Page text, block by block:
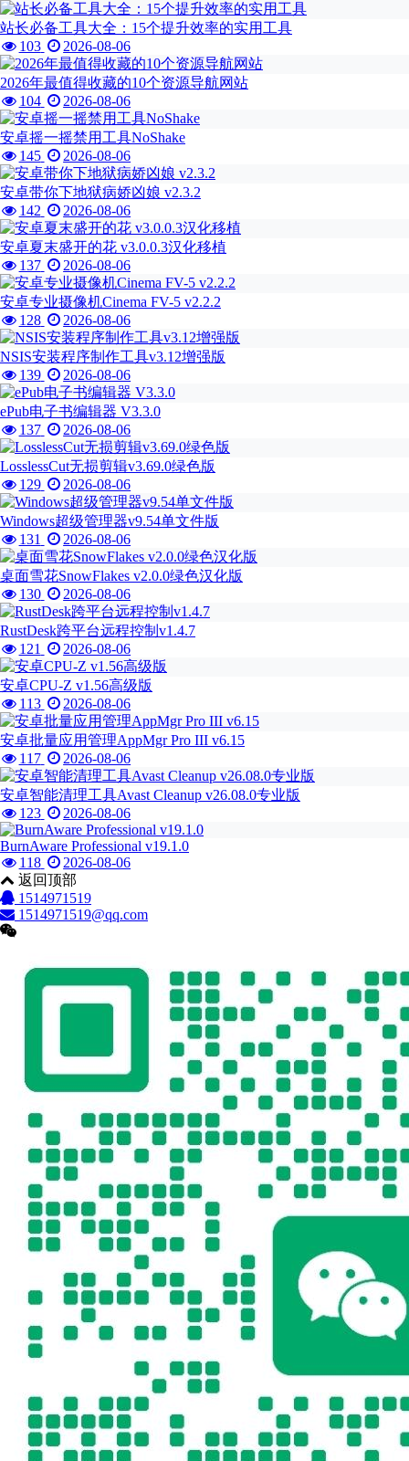
站长必备工具大全：15个提升效率的实用工具
103
2026-08-06
2026年最值得收藏的10个资源导航网站
104
2026-08-06
安卓摇一摇禁用工具NoShake
145
2026-08-06
安卓带你下地狱病娇凶娘 v2.3.2
142
2026-08-06
安卓夏末盛开的花 v3.0.0.3汉化移植
137
2026-08-06
安卓专业摄像机Cinema FV-5 v2.2.2
128
2026-08-06
NSIS安装程序制作工具v3.12增强版
139
2026-08-06
ePub电子书编辑器 V3.3.0
137
2026-08-06
LosslessCut无损剪辑v3.69.0绿色版
129
2026-08-06
Windows超级管理器v9.54单文件版
131
2026-08-06
桌面雪花SnowFlakes v2.0.0绿色汉化版
130
2026-08-06
RustDesk跨平台远程控制v1.4.7
121
2026-08-06
安卓CPU-Z v1.56高级版
113
2026-08-06
安卓批量应用管理AppMgr Pro III v6.15
117
2026-08-06
安卓智能清理工具Avast Cleanup v26.08.0专业版
123
2026-08-06
BurnAware Professional v19.1.0
118
2026-08-06
返回顶部
1514971519
1514971519@qq.com